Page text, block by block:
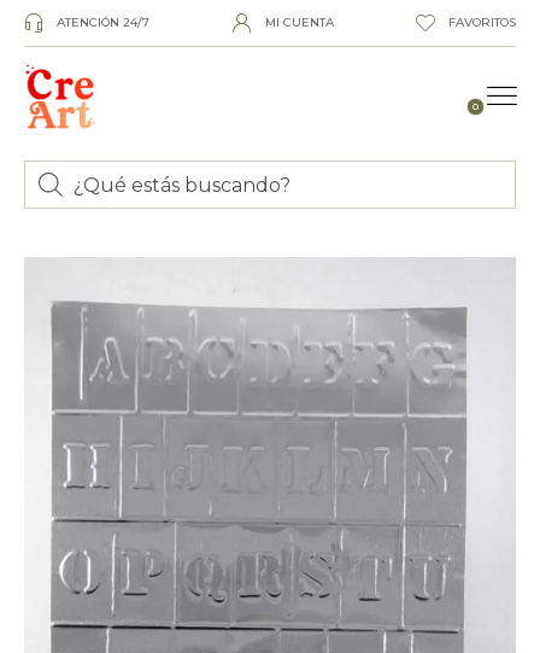
ATENCIÓN 24/7 MI CUENTA FAVORITOS
0